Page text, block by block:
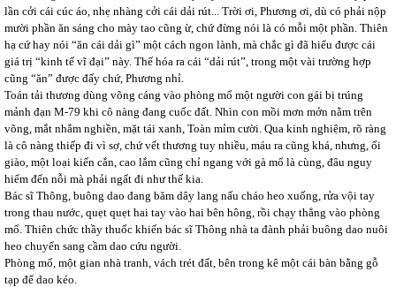
lần cởi cái cúc áo, nhẹ nhàng cởi cái dải rút... Trời ơi, Phương ơi, dù có phải nộp
mười phần ăn sáng cho mày tao cũng ừ, chứ đừng nói là có mỗi một phần. Thiên
hạ cứ hay nói “ăn cái dải gì” một cách ngon lành, mà chắc gì đã hiểu được cái
giá trị “kinh tế vĩ đại” này. Thế hóa ra cái “dải rút”, trong một vài trường hợp
cũng “ăn” được đấy chứ, Phương nhỉ.
Toán tải thương dùng võng cáng vào phòng mổ một người con gái bị trúng
mảnh đạn M-79 khi cô nàng đang cuốc đất. Nhìn con mồi mơn mởn nằm trên
võng, mắt nhắm nghiền, mặt tái xanh, Toàn mỉm cười. Qua kinh nghiệm, rõ ràng
là cô nàng thiếp đi vì sợ, chứ vết thương tuy nhiều, máu ra cũng khá, nhưng, ối
giào, một loại kiến cắn, cao lắm cũng chỉ ngang với gà mổ là cùng, đâu nguy
hiểm đến nỗi mà phải ngất đi như thế kia.
Bác sĩ Thông, buông dao đang băm dây lang nấu cháo heo xuống, rửa vội tay
trong thau nước, quẹt quẹt hai tay vào hai bên hông, rồi chạy thẳng vào phòng
mổ. Thiên chức thầy thuốc khiến bác sĩ Thông nhà ta đành phải buông dao nuôi
heo chuyển sang cầm dao cứu người.
Phòng mổ, một gian nhà tranh, vách trét đất, bên trong kê một cái bàn bằng gỗ
tạp để dao kéo.